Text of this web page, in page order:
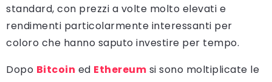
standard, con prezzi a volte molto elevati e
rendimenti particolarmente interessanti per
coloro che hanno saputo investire per tempo.
Dopo Bitcoin ed Ethereum si sono moltiplicate le